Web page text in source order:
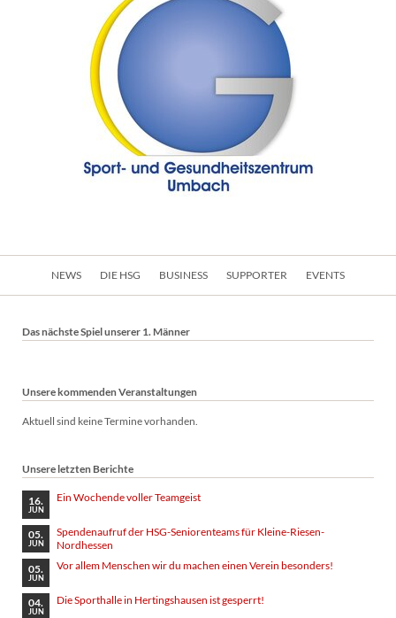
Navigation
NEWS DIE HSG BUSINESS SUPPORTER EVENTS
Das nächste Spiel unserer 1. Männer
Unsere kommenden Veranstaltungen
Aktuell sind keine Termine vorhanden.
Unsere letzten Berichte
16.
JUN
Ein Wochende voller Teamgeist
05.
JUN
Spendenaufruf der HSG-Seniorenteams für Kleine-Riesen-
Nordhessen
05.
JUN
Vor allem Menschen wir du machen einen Verein besonders!
04.
JUN
Die Sporthalle in Hertingshausen ist gesperrt!